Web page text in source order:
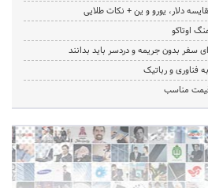
دلار، یورو و ین + نکات طلایی
اوتاکو
سفر بدون جریمه و دردسر باید بدانند
مناسب